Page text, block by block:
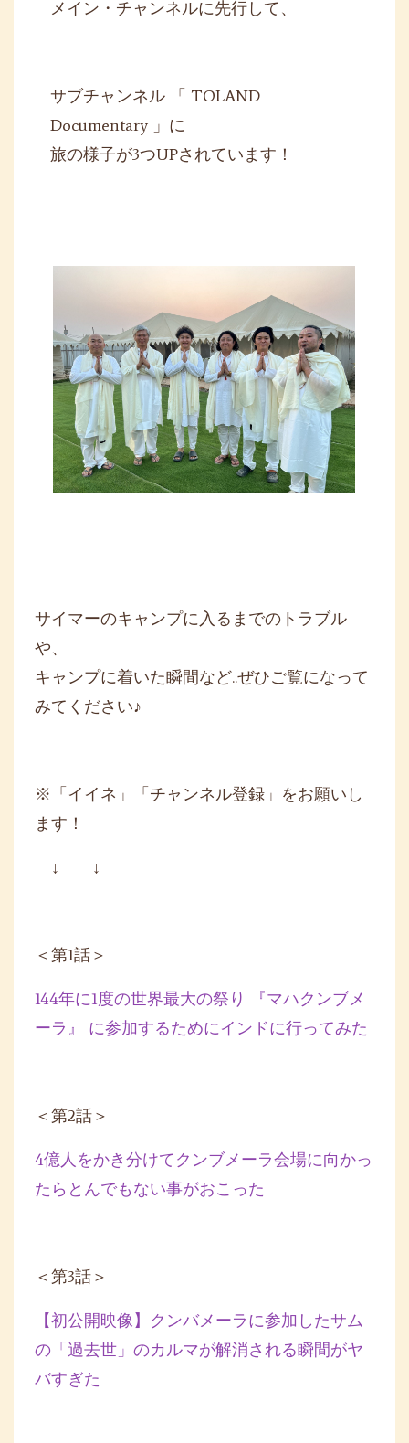
メイン・チャンネルに先行して、
サブチャンネル 「 TOLAND
Documentary 」に
旅の様子が3つUPされています！
サイマーのキャンプに入るまでのトラブル
や、
キャンプに着いた瞬間など..ぜひご覧になって
みてください♪
※「イイネ」「チャンネル登録」をお願いし
ます！
↓ ↓
＜第1話＞
144年に1度の世界最大の祭り 『マハクンブメ
ーラ』 に参加するためにインドに行ってみた
＜第2話＞
4億人をかき分けてクンブメーラ会場に向かっ
たらとんでもない事がおこった
＜第3話＞
【初公開映像】クンバメーラに参加したサム
の「過去世」 のカルマが解消される瞬間がヤ
バすぎた